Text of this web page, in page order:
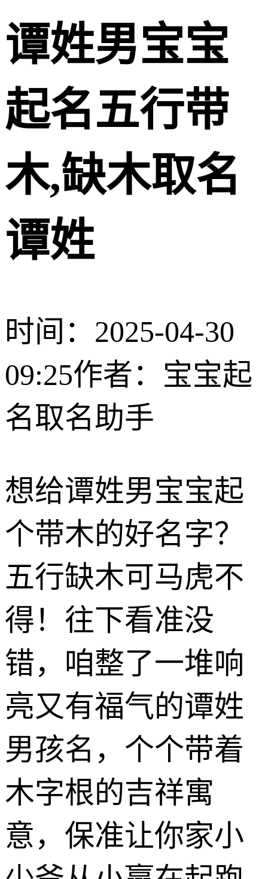
谭姓男宝宝
起名五行带
木,缺木取名
谭姓
时间：2025-04-30
09:25作者：宝宝起
名取名助手
想给谭姓男宝宝起
个带木的好名字？
五行缺木可马虎不
得！往下看准没
错，咱整了一堆响
亮又有福气的谭姓
男孩名，个个带着
木字根的吉祥寓
意，保准让你家小